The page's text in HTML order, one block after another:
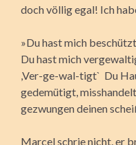
doch völlig egal! Ich
»Du hast mich
Du hast mich
,Ver-ge-wal-tigt` Du
gedemütigt,
gezwungen deinen
Marcel schrie nicht, er